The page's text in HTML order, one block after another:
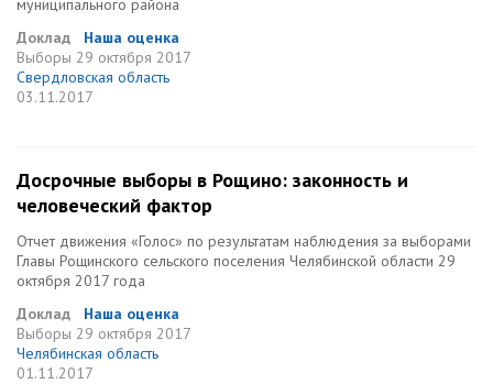
муниципального района
Доклад
Наша оценка
Выборы 29 октября 2017
Свердловская область
03.11.2017
Досрочные выборы в Рощино: законность и
человеческий фактор
Отчет движения «Голос» по результатам наблюдения за выборами
Главы Рощинского сельского поселения Челябинской области 29
октября 2017 года
Доклад
Наша оценка
Выборы 29 октября 2017
Челябинская область
01.11.2017